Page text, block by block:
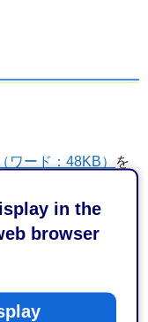
in the
browser
ワード：48KB）
を
旨を電話にてご連